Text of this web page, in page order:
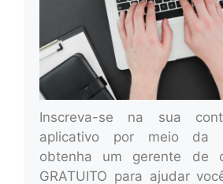
Inscreva-se na sua
aplicativo por meio da
obtenha um gerente de
GRATUITO para ajudar